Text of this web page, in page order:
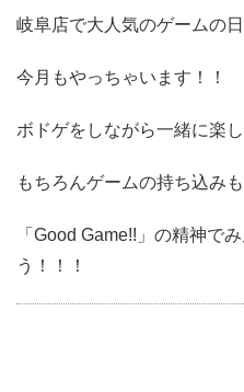
岐阜店で大人気のゲームの日
今月もやっちゃいます！！
ボドゲをしながら一緒に楽
もちろんゲームの持ち込み
「Good Game!!」の精神で
う！！！